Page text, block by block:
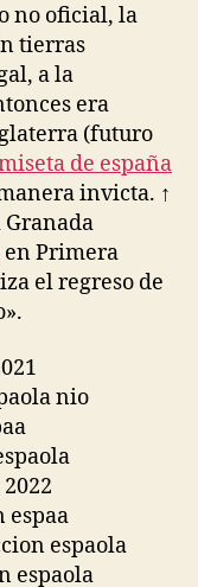
no oficial, la
tierras
a la
era
(futuro
de españa
invicta. ↑
en Primera
el regreso de